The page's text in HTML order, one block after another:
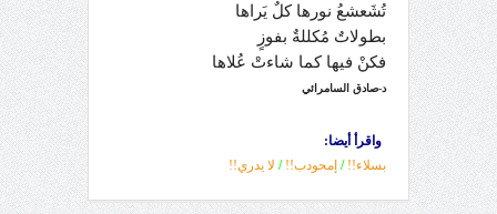
تُشَعشعُ نورها كلٌ يَراها
بطولاتٌ مُكللةٌ بفوزٍ
فكنْ فيها كما شاءتْ عُلاها
د-صادق السامرائي
واقرأ أيضا:
بسلاء!! / إمحودب!! / لا يدري!!